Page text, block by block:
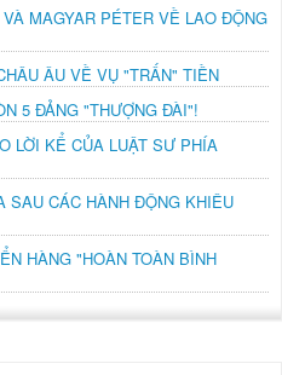
MAGYAR PÉTER VỀ LAO ĐỘNG
ÂU VỀ VỤ "TRẤN" TIỀN
5 ĐẢNG "THƯỢNG ĐÀI"!
LỜI KỂ CỦA LUẬT SƯ PHÍA
SAU CÁC HÀNH ĐỘNG KHIÊU
HÀNG "HOÀN TOÀN BÌNH